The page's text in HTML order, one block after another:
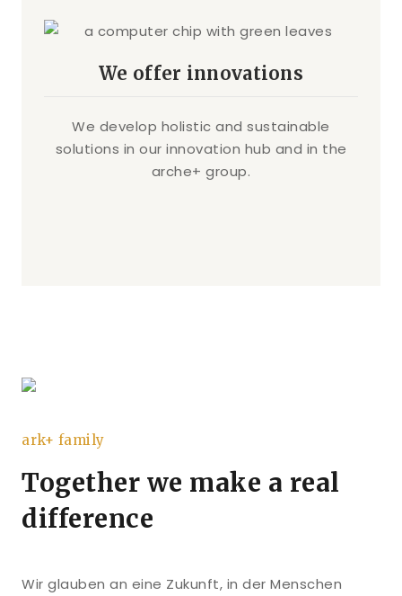
We offer innovations
We develop holistic and sustainable
solutions in our innovation hub and in the
arche+ group.
ark+ family
Together we make a real
difference
Wir glauben an eine Zukunft, in der Menschen